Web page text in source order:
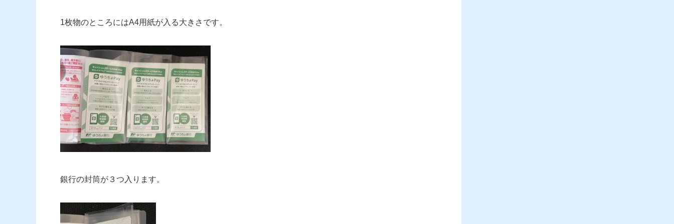
1枚物のところにはA4用紙が入る大きさです。
銀行の封筒が３つ入ります。